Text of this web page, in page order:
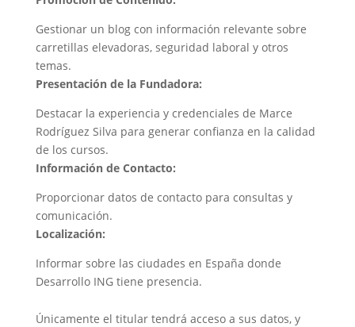
Gestionar un blog con información relevante sobre
carretillas elevadoras, seguridad laboral y otros
temas.
Presentación de la Fundadora:
Destacar la experiencia y credenciales de Marce
Rodríguez Silva para generar confianza en la calidad
de los cursos.
Información de Contacto:
Proporcionar datos de contacto para consultas y
comunicación.
Localización:
Informar sobre las ciudades en España donde
Desarrollo ING tiene presencia.
Únicamente el titular tendrá acceso a sus datos, y